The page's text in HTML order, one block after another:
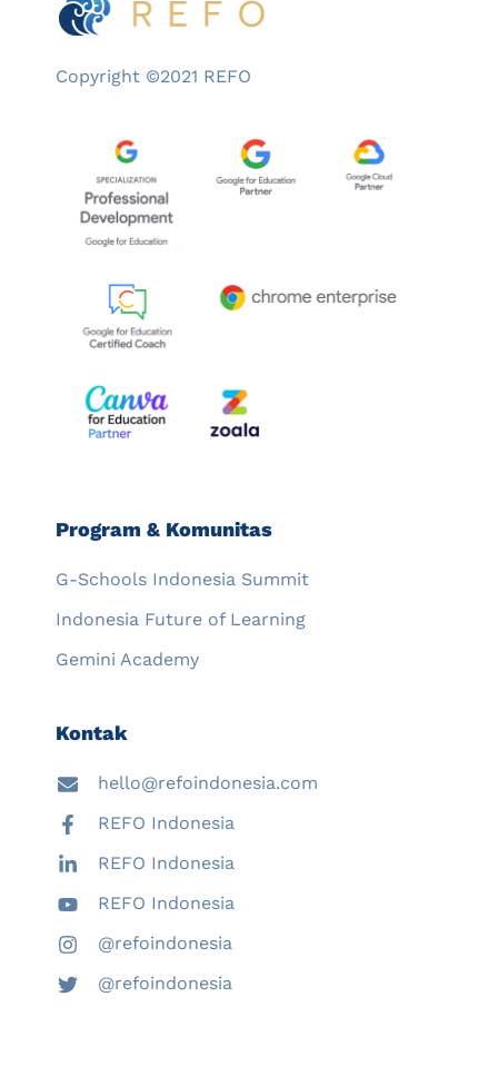
Copyright ©2021 REFO
Program & Komunitas
G-Schools Indonesia Summit
Indonesia Future of Learning
Gemini Academy
Kontak
hello@refoindonesia.com
REFO Indonesia
REFO Indonesia
REFO Indonesia
@refoindonesia
@refoindonesia